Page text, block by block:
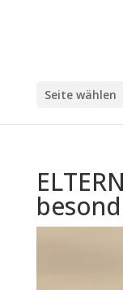
Seite wählen